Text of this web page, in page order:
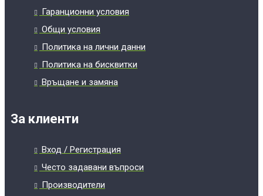
Гаранционни условия
Общи условия
Политика на лични данни
Политика на бисквитки
Връщане и замяна
За клиенти
Вход / Регистрация
Често задавани въпроси
Производители